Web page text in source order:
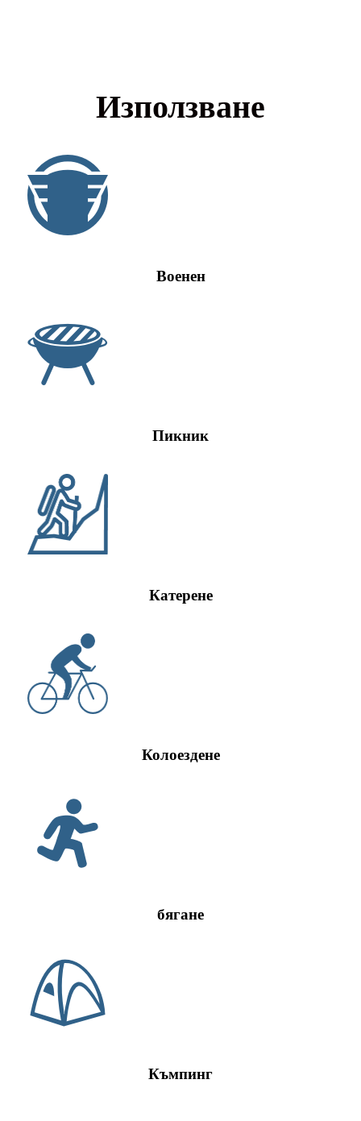
Използване
Военен
Пикник
Катерене
Колоездене
бягане
Къмпинг